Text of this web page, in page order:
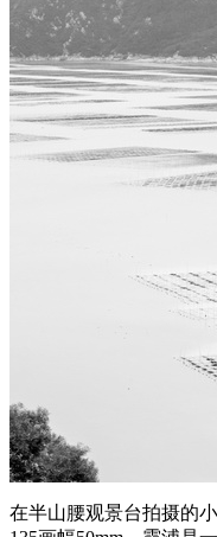
在半山腰观景台拍摄的